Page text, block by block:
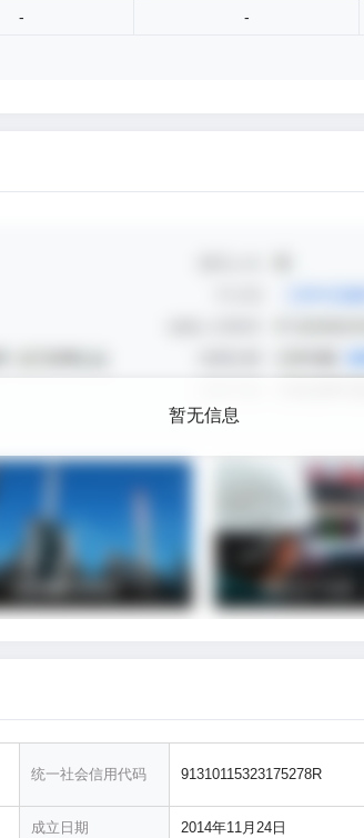
- -
暂无信息
统一社会信用代码 91310115323175278R
成立日期 2014年11月24日